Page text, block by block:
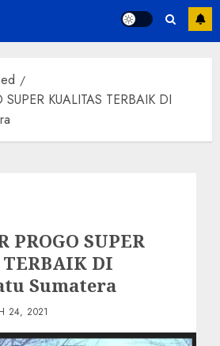
KUALITAS TERBAIK DI
PROGO SUPER
DI
Sumatera
24, 2021